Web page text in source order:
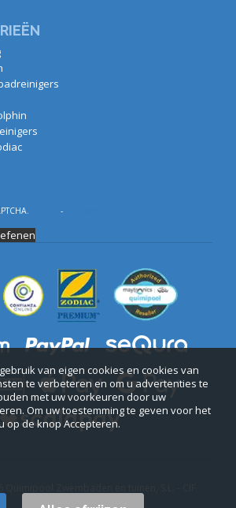
van eigen cookies en cookies van
te verbeteren en om u advertenties te
met uw voorkeuren door uw
Om uw toestemming te geven voor het
op de knop Accepteren.
-